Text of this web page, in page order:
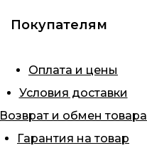
Покупателям
Оплата и цены
Условия доставки
Возврат и обмен товара
Гарантия на товар